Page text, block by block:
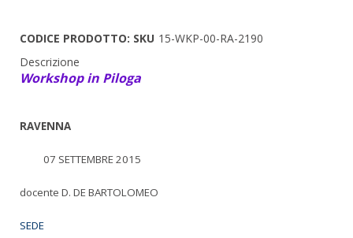
CODICE PRODOTTO: SKU 15-WKP-00-RA-2190
Descrizione
Workshop in Piloga
RAVENNA
07 SETTEMBRE 2015
docente D. DE BARTOLOMEO
SEDE